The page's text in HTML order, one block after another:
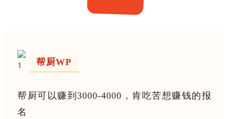
帮厨WP
帮厨可以赚到3000-4000，肯吃苦想赚钱的报
名